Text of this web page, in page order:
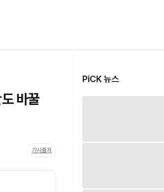
바꿀
기사출처
PiCK 뉴스